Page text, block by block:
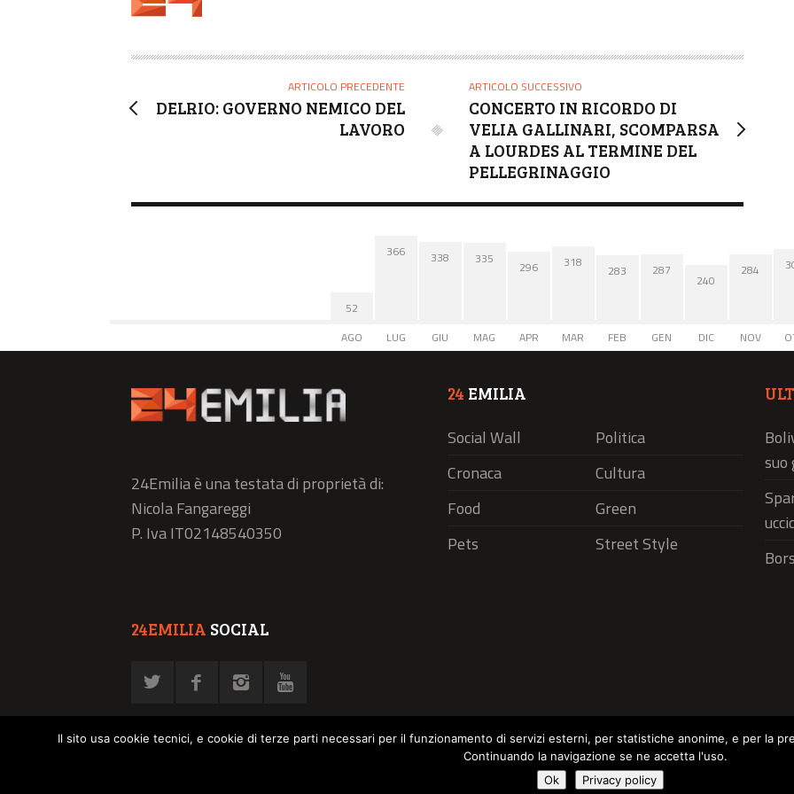
R
ARTICOLO PRECEDENTE
DELRIO: GOVERNO NEMICO DEL
LAVORO
ARTICOLO SUCCESSIVO
CONCERTO IN RICORDO DI
VELIA GALLINARI, SCOMPARSA
A LOURDES AL TERMINE DEL
PELLEGRINAGGIO
52
AGO
366
LUG
338
GIU
335
MAG
296
APR
318
MAR
283
FEB
287
GEN
240
DIC
284
NOV
24Emilia è una testata di proprietà di:
Nicola Fangareggi
P. Iva IT02148540350
24 EMILIA
Social Wall
Politica
Cronaca
Cultura
Food
Green
Pets
Street Style
suo
24EMILIA SOCIAL
Social Wall Politica
Il sito usa cookie tecnici, e cookie di terze parti necessari per il funzionamento di servizi esterni, per statistiche anonime, e per la
Continuando la navigazione se ne accetta l'uso.
Ok
Privacy policy